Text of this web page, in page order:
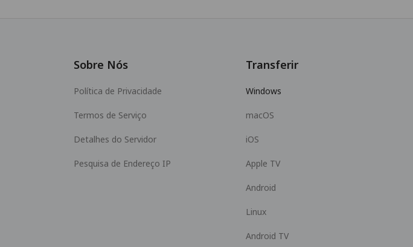
Sobre Nós
Política de Privacidade
Termos de Serviço
Detalhes do Servidor
Pesquisa de Endereço IP
Transferir
Windows
macOS
iOS
Apple TV
Android
Linux
Android TV